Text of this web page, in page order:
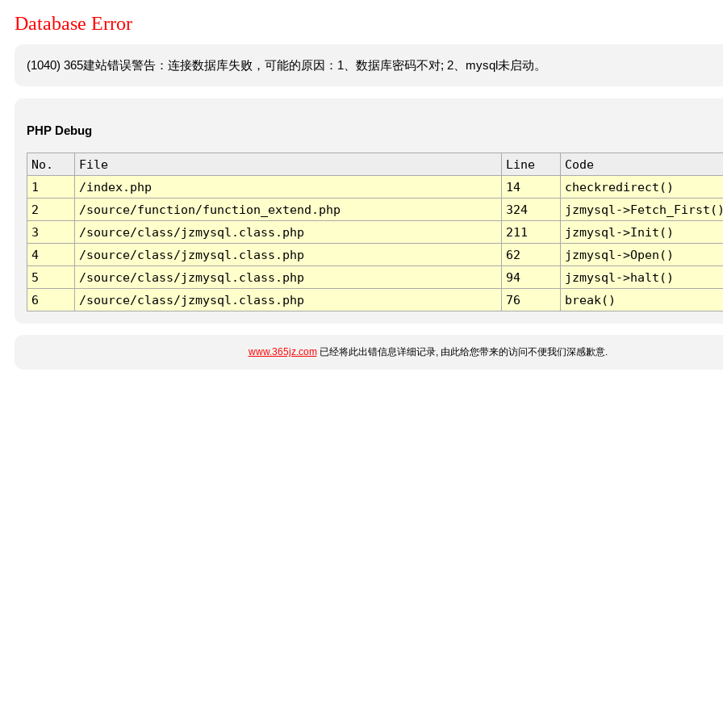
Database Error
(1040) 365建站错误警告：连接数据库失败，可能的原因：1、数据库密码不对; 2、mysql未启动。
PHP Debug
No. File Line
Code
1
/index.php 14
checkredirect()
2
/source/function/function_extend.php 324
jzmysql-
3
/source/class/jzmysql.class.php 211
jzmysql->Init()
4
/source/class/jzmysql.class.php 62
jzmysql->Open()
5
/source/class/jzmysql.class.php 94
jzmysql->halt()
6
/source/class/jzmysql.class.php 76 break()
www.365jz.com已经将此出错信息详细记录, 由此给您带来的访问不便我们深感歉意.